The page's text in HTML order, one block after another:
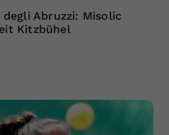
Abruzzi: Misolic
Kitzbühel